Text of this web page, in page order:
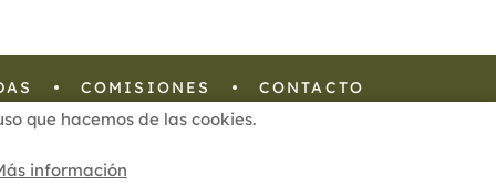
que hacemos de las cookies.
información
COMISIONES CONTACTO